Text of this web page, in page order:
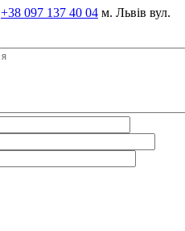
+38 097 137 40 04 м. Львів вул.